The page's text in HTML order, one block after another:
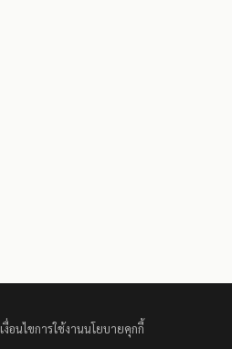
เงื่อนไขการใช้งานนโยบายคุกกี้